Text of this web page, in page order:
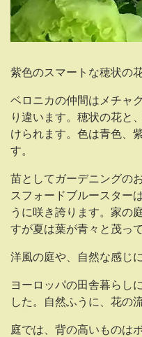
紫色のスマートな穂状の
ベロニカの仲間はメチャ
り違います。穂状の花と
けられます。色は青色、
す。
苗としてガーデニングの
スフォードブルースター
うに咲き誇ります。家の
すが夏は葉が青々と茂って
洋風の庭や、自然な感じ
ヨーロッパの田舎暮らし
した。自然ふうに、花の
庭では、背の高いものは